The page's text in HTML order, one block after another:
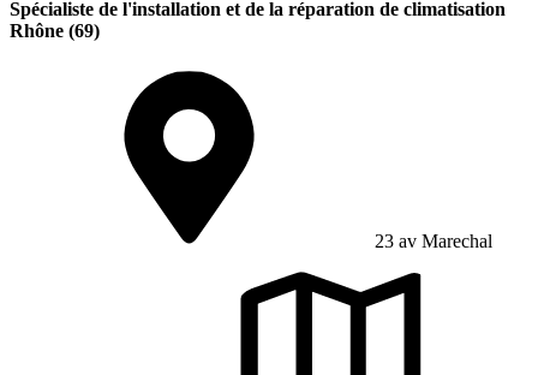
Spécialiste de l'installation et de la réparation de climatisation
Rhône (69)
23 av Marechal